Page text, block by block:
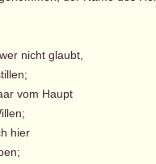
nicht glaubt,
vom Haupt
hier